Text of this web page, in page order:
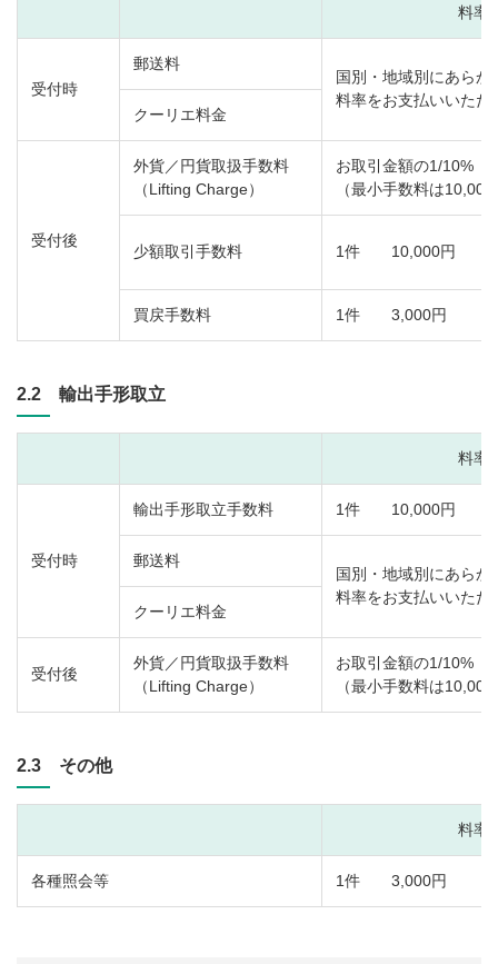
料率
受付時
郵送料
国別・地域別にあらか
料率をお支払いいただ
クーリエ料金
受付後
外貨／円貨取扱手数料
（Lifting Charge）
お取引金額の1/10%
（最小手数料は
少額取引手数料 1件 10,000円
買戻手数料 1件 3,000円
2.2 輸出手形取立
料率
受付時
輸出手形取立手数料 1件 10,000円
郵送料
国別・地域別にあらか
料率をお支払いいただ
クーリエ料金
受付後
外貨／円貨取扱手数料
（Lifting Charge）
お取引金額の1/10%
（最小手数料は
2.3 その他
料率
各種照会等 1件 3,000円